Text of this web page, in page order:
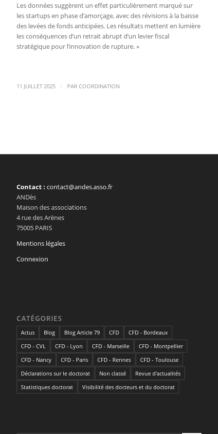
Les données suggèrent un effet particulièrement marqué sur
les startups en phase d’amorçage, avec des révisions à la baisse
des levées de fonds anticipées. Les résultats mettent en lumière
les conséquences d’un retrait abrupt d’un levier fiscal
stratégique pour l’innovation de rupture. »
11 JUILLET 2025 / PAR COORDINATION
Contact : contact@andes.asso.fr
ANDès
Maison des associations
4 rue des Arènes
75005 PARIS
Mentions légales
Connexion
CATÉGORIES
Actus Blog Blog Article 79 CFD
CFD - Bordeaux
CFD - CVL
CFD - Lyon CFD - Marseille
CFD - Montpellier
CFD - Nancy
CFD - Paris CFD - Rennes
CFD - Toulouse
Déclarations sur le doctorat
Non classé
Revue d'actualités
Statistiques doctorat
Visibilité des docteurs et du doctorat